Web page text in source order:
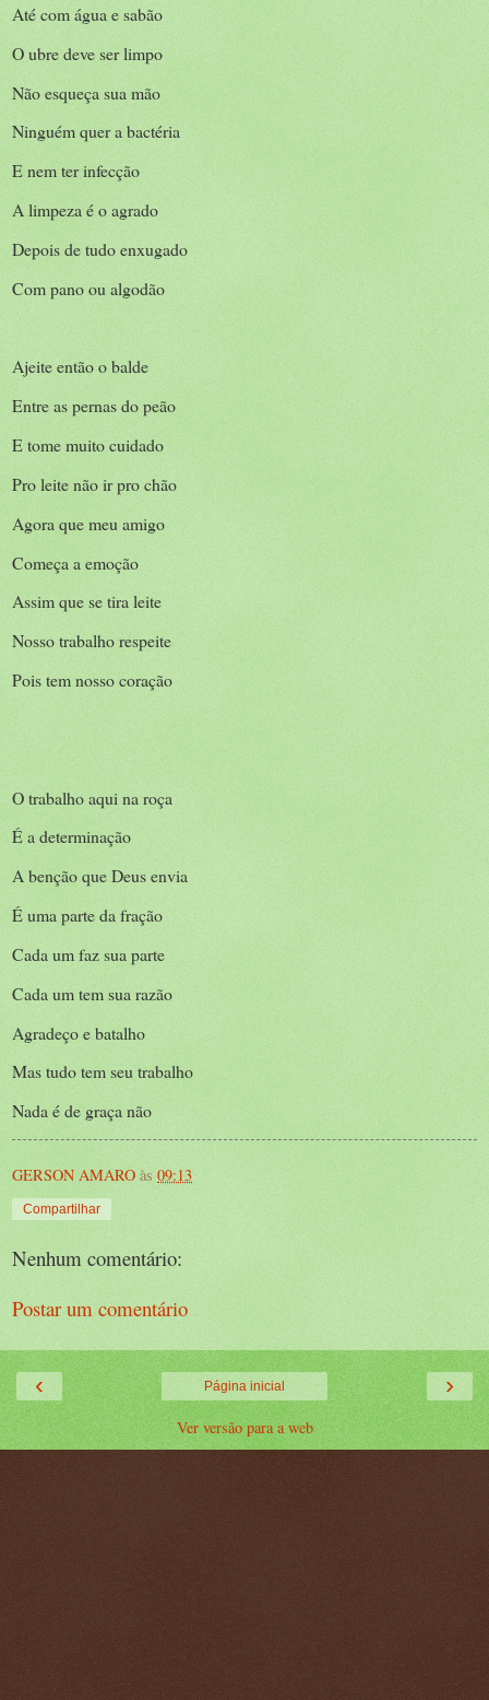
Até com água e sabão
O ubre deve ser limpo
Não esqueça sua mão
Ninguém quer a bactéria
E nem ter infecção
A limpeza é o agrado
Depois de tudo enxugado
Com pano ou algodão
Ajeite então o balde
Entre as pernas do peão
E tome muito cuidado
Pro leite não ir pro chão
Agora que meu amigo
Começa a emoção
Assim que se tira leite
Nosso trabalho respeite
Pois tem nosso coração
O trabalho aqui na roça
É a determinação
A benção que Deus envia
É uma parte da fração
Cada um faz sua parte
Cada um tem sua razão
Agradeço e batalho
Mas tudo tem seu trabalho
Nada é de graça não
GERSON AMARO às 09:13
Compartilhar
Nenhum comentário:
Postar um comentário
‹ ›
Página inicial
Ver versão para a web